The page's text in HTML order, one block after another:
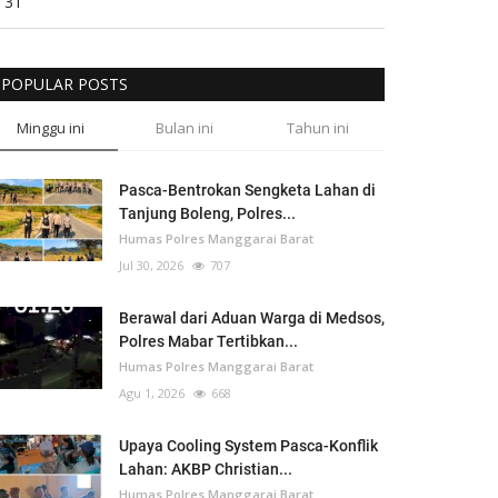
POPULAR POSTS
Minggu ini Bulan ini Tahun ini
Pasca-Bentrokan Sengketa Lahan di
Tanjung Boleng, Polres...
Humas Polres Manggarai Barat
Jul 30, 2026
707
Berawal dari Aduan Warga di Medsos,
Polres Mabar Tertibkan...
Humas Polres Manggarai Barat
Agu 1, 2026
668
Upaya Cooling System Pasca-Konflik
Lahan: AKBP Christian...
Humas Polres Manggarai Barat